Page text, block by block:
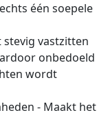
één soepele
vastzitten
onbedoeld
wordt
- Maakt het